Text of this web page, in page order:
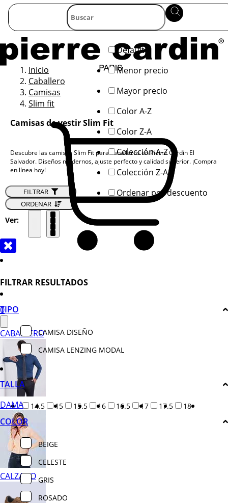
0
CABALLERO
DAMA
CALZADO
Inicio
Caballero
Camisas
Slim fit
Camisas de vestir Slim Fit
Descubre las camisas Slim Fit para caballeros en Pierre Cardin El
Salvador. Diseños modernos, ajuste perfecto y calidad superior. ¡Compra
en línea hoy!
FILTRAR
ORDENAR
Ver:
FILTRAR RESULTADOS
TIPO
CAMISA DISEÑO
CAMISA LENZING MODAL
TALLA
14.5 15 15.5 16 16.5 17 17.5 18
COLOR
BEIGE
CELESTE
GRIS
ROSADO
Default
Menor precio
Mayor precio
Color A-Z
Color Z-A
Colección A-Z
Colección Z-A
Ordenar por descuento